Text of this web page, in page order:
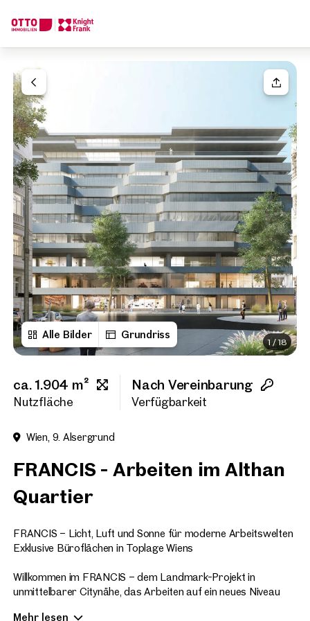
Alle Bilder Grundriss
1/18
ca. 1.904 m²
Nutzfläche
Nach Vereinbarung
Verfügbarkeit
Wien, 9. Alsergrund
FRANCIS - Arbeiten im Althan
Quartier
FRANCIS – Licht, Luft und Sonne für moderne Arbeitswelten
Exklusive Büroflächen in Toplage Wiens
Willkommen im FRANCIS – dem Landmark-Projekt in
unmittelbarer Citynähe, das Arbeiten auf ein neues Niveau
Mehr lesen
Ihre Nachricht
Anrede
Bitte wählen
Titel(optional)
Vorname
Nachname
Rückruf-Service
Ich möchte regelmäßig
Wir finden Ihre
Traumimmobilie
Sagen Sie uns was Sie suchen und wir finden Ihre
Wie möchten Sie uns kontaktieren?
Online
Immobilie konfigurieren & finden lassen
Direkte:r Ansprechpartner:in
Anrufen oder Rückruf vereinbaren